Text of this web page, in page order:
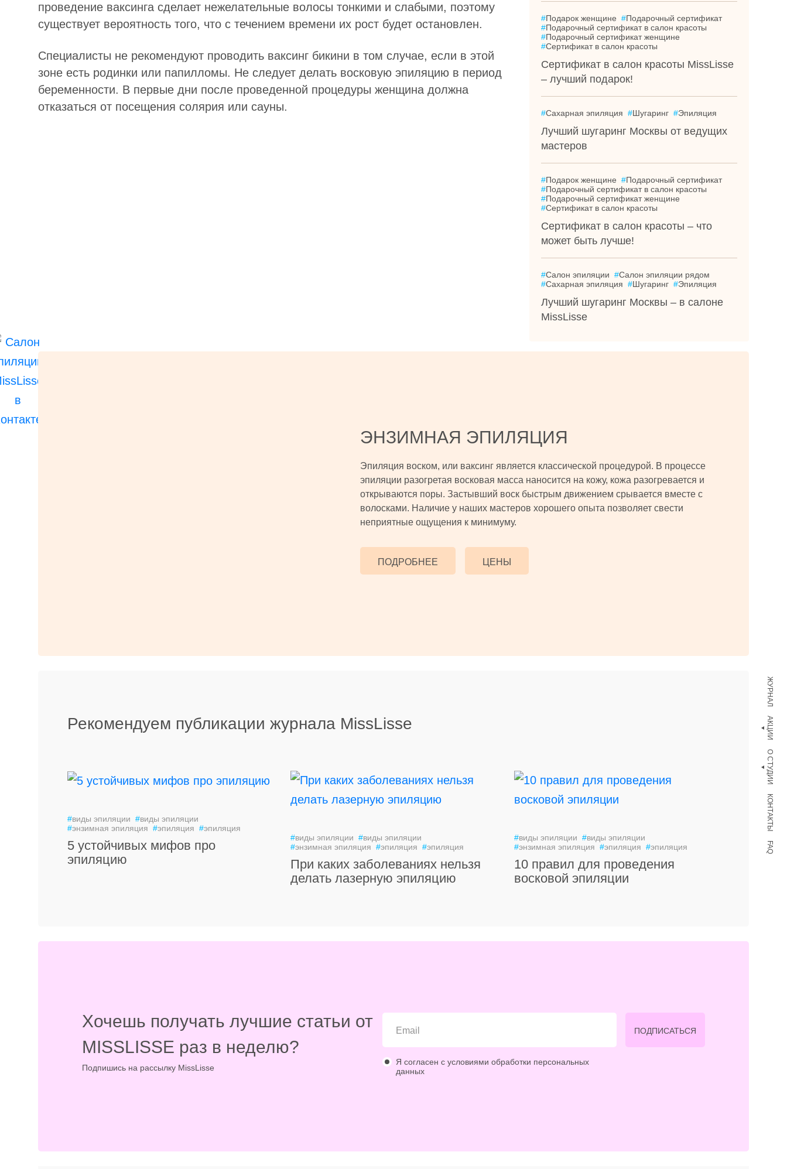
ЖУРНАЛ
АКЦИИ
О СТУДИИ
КОНТАКТЫ
FAQ
проведение ваксинга сделает нежелательные волосы тонкими и слабыми, поэтому
существует вероятность того, что с течением времени их рост будет остановлен.
Специалисты не рекомендуют проводить ваксинг бикини в том случае, если в этой
зоне есть родинки или папилломы. Не следует делать восковую эпиляцию в период
беременности. В первые дни после проведенной процедуры женщина должна
отказаться от посещения солярия или сауны.
#Подарок женщине #Подарочный сертификат
#Подарочный сертификат в салон красоты
#Подарочный сертификат женщине
#Сертификат в салон красоты
Сертификат в салон красоты MissLisse
– лучший подарок!
#Сахарная эпиляция #Шугаринг #Эпиляция
Лучший шугаринг Москвы от ведущих
мастеров
#Подарок женщине #Подарочный сертификат
#Подарочный сертификат в салон красоты
#Подарочный сертификат женщине
#Сертификат в салон красоты
Сертификат в салон красоты – что
может быть лучше!
#Салон эпиляции #Салон эпиляции рядом
#Сахарная эпиляция #Шугаринг #Эпиляция
Лучший шугаринг Москвы – в салоне
MissLisse
ЭНЗИМНАЯ ЭПИЛЯЦИЯ
Эпиляция воском, или ваксинг является классической процедурой. В процессе
эпиляции разогретая восковая масса наносится на кожу, кожа разогревается и
открываются поры. Застывший воск быстрым движением срывается вместе с
волосками. Наличие у наших мастеров хорошего опыта позволяет свести
неприятные ощущения к минимуму.
ПОДРОБНЕЕ ЦЕНЫ
Рекомендуем публикации журнала MissLisse
#виды эпиляции #виды эпиляции
#энзимная эпиляция #эпиляция #эпиляция
5 устойчивых мифов про
эпиляцию
#виды эпиляции #виды эпиляции
#энзимная эпиляция #эпиляция #эпиляция
При каких заболеваниях нельзя
делать лазерную эпиляцию
#виды эпиляции #виды эпиляции
#энзимная эпиляция #эпиляция #эпиляция
10 правил для проведения
восковой эпиляции
Хочешь получать лучшие статьи от
MISSLISSE раз в неделю?
Подпишись на рассылку MissLisse
Я согласен с условиями обработки персональных
данных
ПОДПИСАТЬСЯ